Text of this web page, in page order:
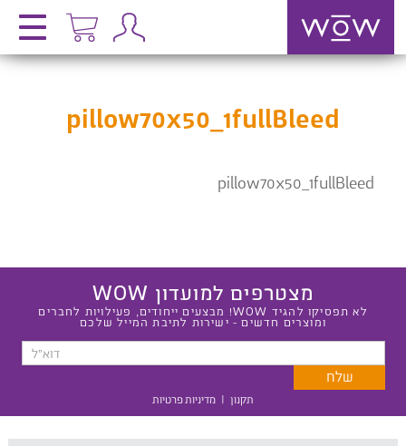
pillow70x50_1fullBleed
pillow70x50_1fullBleed
מצטרפים למועדון WOW
לא תפסיקו להגיד WOW! מבצעים ייחודים, פעילויות לחברים
ומוצרים חדשים - ישירות לתיבת המייל שלכם
תקנון | מדיניות פרטיות